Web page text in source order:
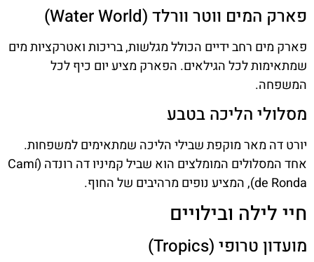
פארק המים ווטר וורלד (Water World)
פארק מים רחב ידיים הכולל מגלשות, בריכות ואטרקציות מים
שמתאימות לכל הגילאים. הפארק מציע יום כיף לכל
המשפחה.
מסלולי הליכה בטבע
יורט דה מאר מוקפת שבילי הליכה שמתאימים למשפחות.
אחד המסלולים המומלצים הוא שביל קמיניו דה רונדה (Camí
de Ronda), המציע נופים מרהיבים של החוף.
חיי לילה ובילויים
מועדון טרופי (Tropics)